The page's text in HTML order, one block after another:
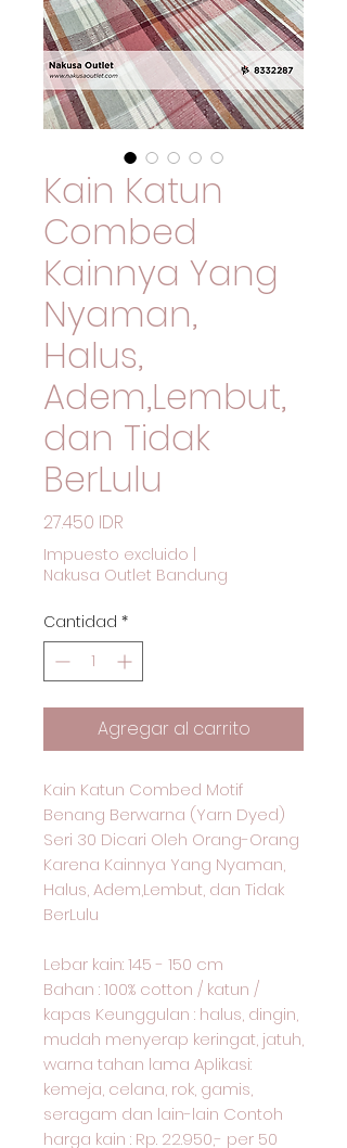
Kain Katun
Combed
Kainnya Yang
Nyaman,
Halus,
Adem,Lembut,
dan Tidak
BerLulu
27.450 IDR
Impuesto excluido
Nakusa Outlet Bandung
Cantidad *
Agregar al carrito
Kain Katun Combed Motif
Benang Berwarna (Yarn Dyed)
Seri 30 Dicari Oleh Orang-Orang
Karena Kainnya Yang Nyaman,
Halus, Adem,Lembut, dan Tidak
BerLulu
Lebar kain: 145 - 150 cm
Bahan : 100% cotton / katun /
kapas Keunggulan : halus, dingin,
mudah menyerap keringat, jatuh,
warna tahan lama Aplikasi:
kemeja, celana, rok, gamis,
seragam dan lain-lain Contoh
harga kain : Rp. 22.950,- per 50